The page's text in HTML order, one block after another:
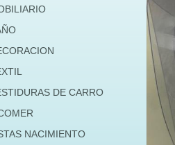
DE CARRO
NACIMIENTO